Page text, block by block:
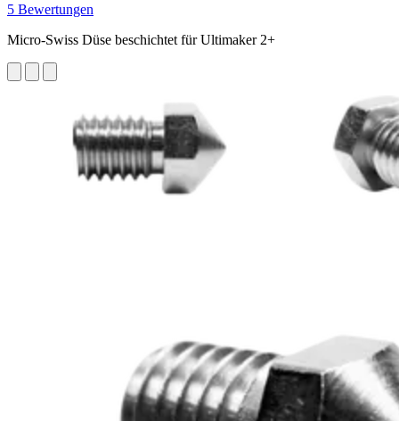
5 Bewertungen
Micro-Swiss Düse beschichtet für Ultimaker 2+